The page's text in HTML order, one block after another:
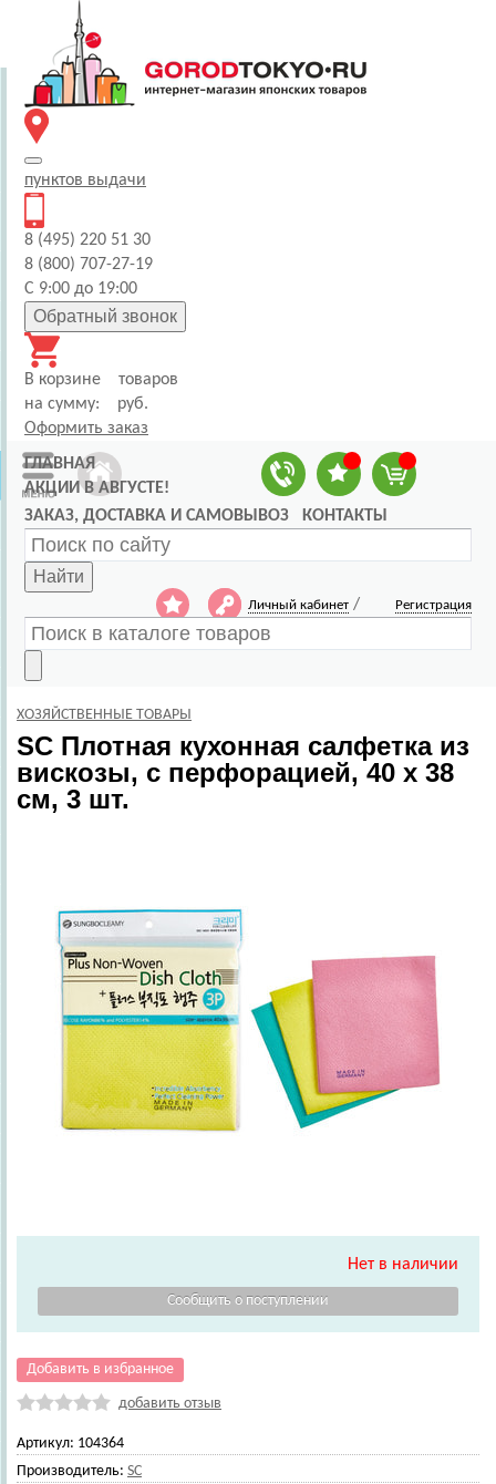
пунктов выдачи
8 (495) 220 51 30
8 (800) 707-27-19
С 9:00 до 19:00
Обратный звонок
В корзине
товаров
на сумму:
руб.
Оформить заказ
ГЛАВНАЯ
АКЦИИ В АВГУСТЕ!
ЗАКАЗ, ДОСТАВКА И САМОВЫВОЗ
КОНТАКТЫ
Найти
Личный кабинет / Регистрация
ХОЗЯЙСТВЕННЫЕ ТОВАРЫ
SC Плотная кухонная салфетка из
вискозы, с перфорацией, 40 х 38
см, 3 шт.
Нет в наличии
Добавить в избранное
добавить отзыв
Артикул: 104364
Производитель: SC